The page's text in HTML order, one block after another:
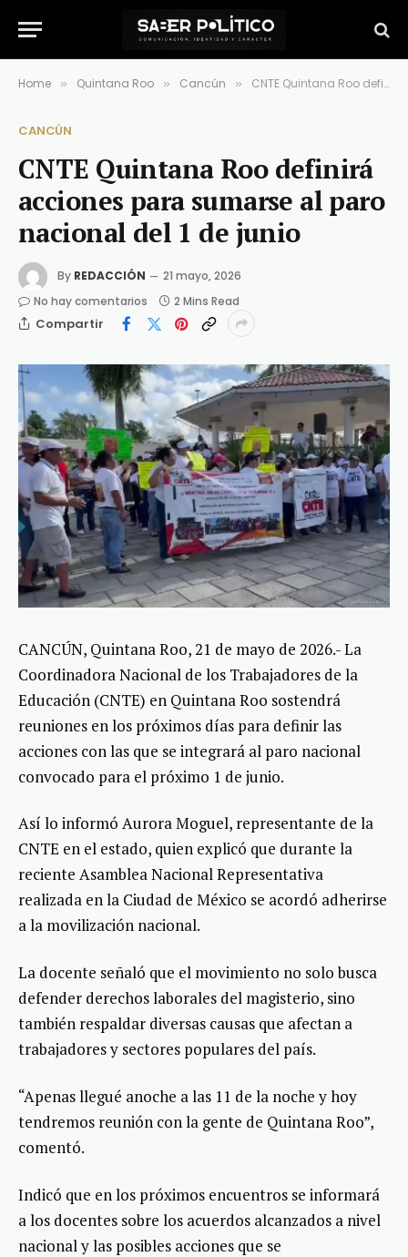
Home » Quintana Roo » Cancún » CNTE Quintana Roo definirá acciones para sumarse al paro nacional del 1 de junio
CANCÚN
CNTE Quintana Roo definirá
acciones para sumarse al paro
nacional del 1 de junio
By REDACCIÓN
21 mayo, 2026
No hay comentarios
2 Mins Read
Compartir
CANCÚN, Quintana Roo, 21 de mayo de 2026.- La
Coordinadora Nacional de los Trabajadores de la
Educación (CNTE) en Quintana Roo sostendrá
reuniones en los próximos días para definir las
acciones con las que se integrará al paro nacional
convocado para el próximo 1 de junio.
Así lo informó Aurora Moguel, representante de la
CNTE en el estado, quien explicó que durante la
reciente Asamblea Nacional Representativa
realizada en la Ciudad de México se acordó adherirse
a la movilización nacional.
La docente señaló que el movimiento no solo busca
defender derechos laborales del magisterio, sino
también respaldar diversas causas que afectan a
trabajadores y sectores populares del país.
“Apenas llegué anoche a las 11 de la noche y hoy
tendremos reunión con la gente de Quintana Roo”,
comentó.
Indicó que en los próximos encuentros se informará
a los docentes sobre los acuerdos alcanzados a nivel
nacional y las posibles acciones que se